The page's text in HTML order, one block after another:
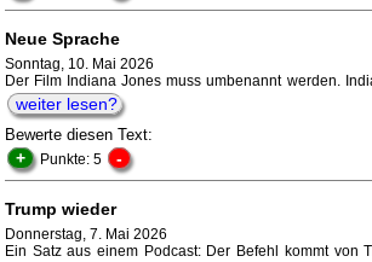
Neue Sprache
Sonntag, 10. Mai 2026
Der Film Indiana Jones muss umbenannt werden.
weiter lesen?
Bewerte diesen Text:
+ Punkte: 5 -
Trump wieder
Donnerstag, 7. Mai 2026
Ein Satz aus einem Podcast: Der Befehl kommt von